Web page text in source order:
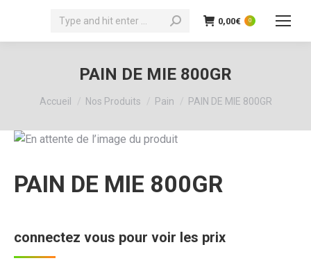
Recherche
0,00€ 0
PAIN DE MIE 800GR
Vous êtes ici :
Accueil Nos Produits Pain PAIN DE MIE 800GR
PAIN DE MIE 800GR
connectez vous pour voir les prix